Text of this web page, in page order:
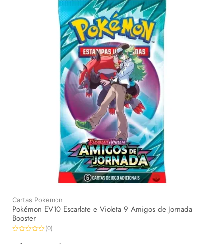
Cartas Pokemon
Pokémon EV10 Escarlate e Violeta 9 Amigos de Jornada
Booster
0
(0)